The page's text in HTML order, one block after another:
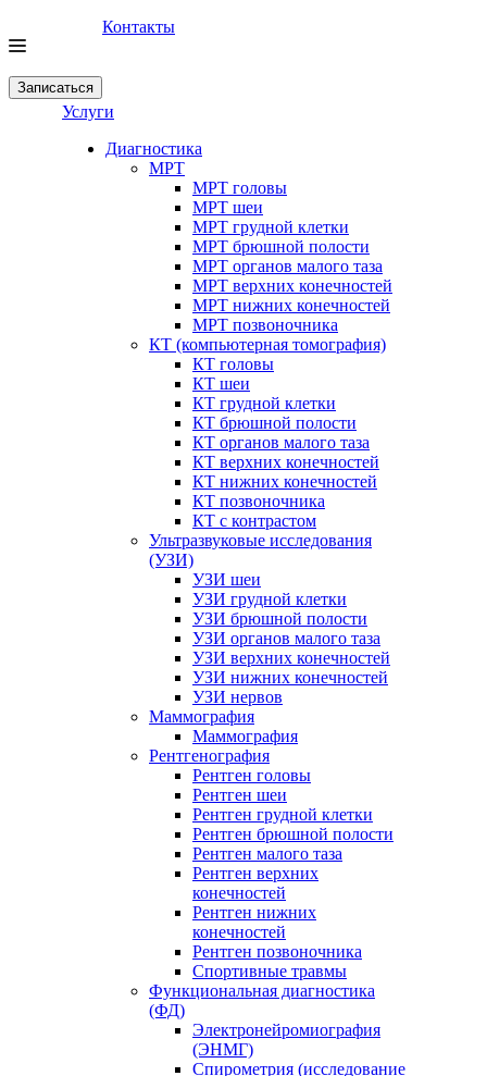
Контакты
Записаться
Услуги
Диагностика
МРТ
МРТ головы
МРТ шеи
МРТ грудной клетки
МРТ брюшной полости
МРТ органов малого таза
МРТ верхних конечностей
МРТ нижних конечностей
МРТ позвоночника
КТ (компьютерная томография)
КТ головы
КТ шеи
КТ грудной клетки
КТ брюшной полости
КТ органов малого таза
КТ верхних конечностей
КТ нижних конечностей
КТ позвоночника
КТ с контрастом
Ультразвуковые исследования
(УЗИ)
УЗИ шеи
УЗИ грудной клетки
УЗИ брюшной полости
УЗИ органов малого таза
УЗИ верхних конечностей
УЗИ нижних конечностей
УЗИ нервов
Маммография
Маммография
Рентгенография
Рентген головы
Рентген шеи
Рентген грудной клетки
Рентген брюшной полости
Рентген малого таза
Рентген верхних
конечностей
Рентген нижних
конечностей
Рентген позвоночника
Спортивные травмы
Функциональная диагностика
(ФД)
Электронейромиография
(ЭНМГ)
Спирометрия (исследование